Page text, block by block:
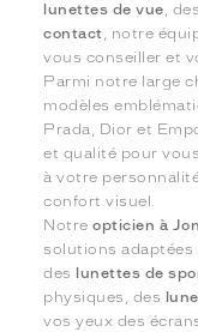
lunettes de vue, des
contact, notre
vous conseiller et
Parmi notre large
modèles
Prada, Dior et
et qualité pour
à votre
confort visuel.
Notreopticien à
solutions adaptées
des
lunettes de
physiques, des
vos yeux des